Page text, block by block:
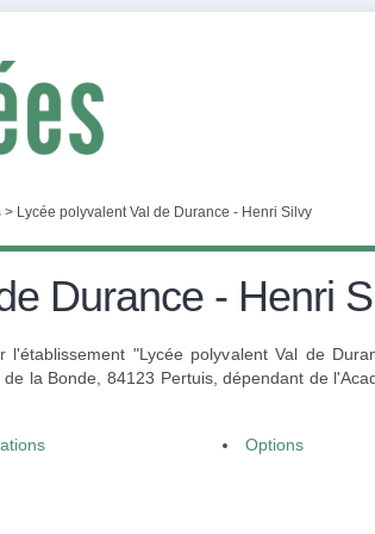
> Lycée polyvalent Val de Durance - Henri Silvy
Durance - Henri
"Lycée polyvalent Val de
de la Bonde, 84123 Pertuis, dépendant de
Options